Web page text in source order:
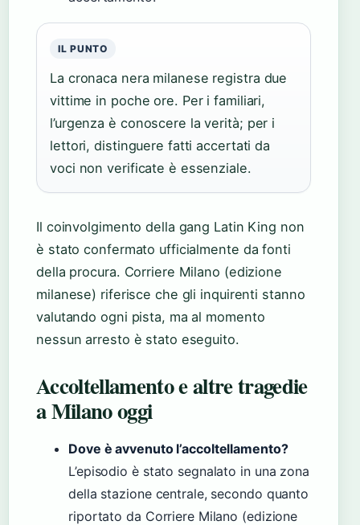
IL PUNTO
La cronaca nera milanese registra due
vittime in poche ore. Per i familiari,
l’urgenza è conoscere la verità; per i
lettori, distinguere fatti accertati da
voci non verificate è essenziale.
Il coinvolgimento della gang Latin King non
è stato confermato ufficialmente da fonti
della procura. Corriere Milano (edizione
milanese) riferisce che gli inquirenti stanno
valutando ogni pista, ma al momento
nessun arresto è stato eseguito.
Accoltellamento e altre tragedie
a Milano oggi
Dove è avvenuto l’accoltellamento?
L’episodio è stato segnalato in una zona
della stazione centrale, secondo quanto
riportato da Corriere Milano (edizione